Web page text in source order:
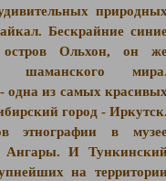
Бескрайние
Ольхон, он
шаманского
одна из самых
город -
этнографии в
Ангары. И
на